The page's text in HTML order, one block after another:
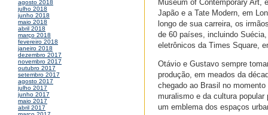
agosto 2018
julho 2018
junho 2018
maio 2018
abril 2018
março 2018
fevereiro 2018
janeiro 2018
dezembro 2017
novembro 2017
outubro 2017
setembro 2017
agosto 2017
julho 2017
junho 2017
maio 2017
abril 2017
Museum of Contemporary Art,
Japão e a Tate Modern, em
longo de sua carreira, os
de 60 países, incluindo
eletrônicos da Times Square,
Otávio e Gustavo sempre
produção, em meados da
chegado ao Brasil no
muralismo e da cultura
um emblema dos espaços